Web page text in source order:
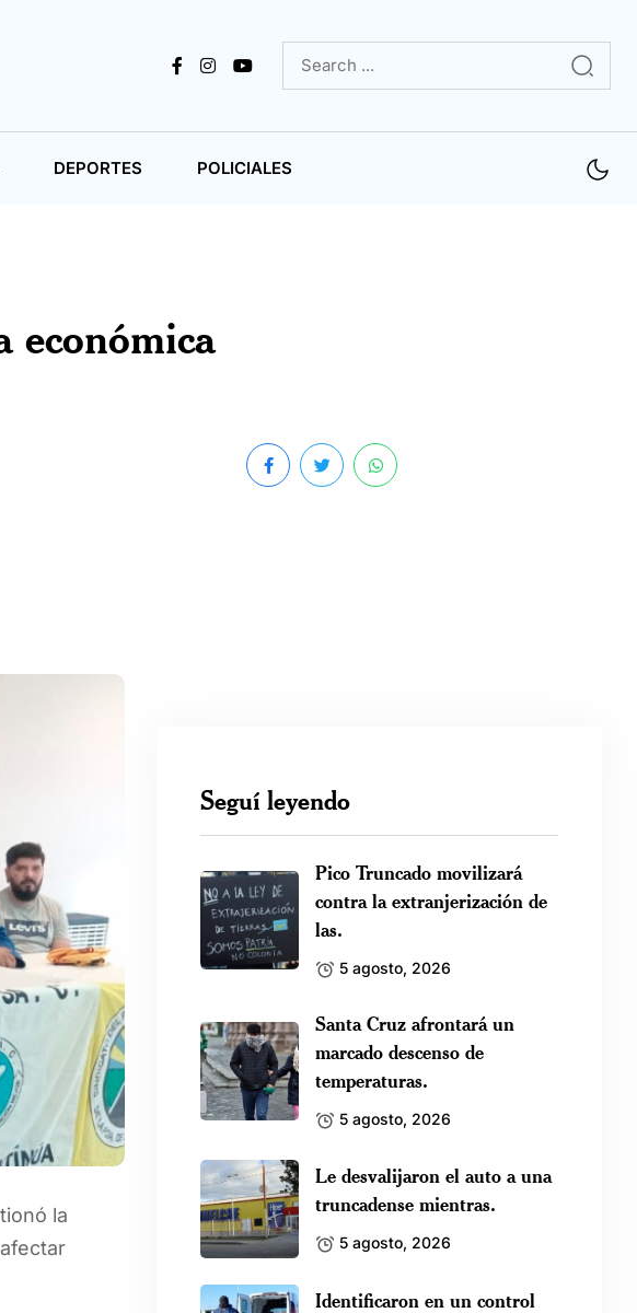
DEPORTES POLICIALES
económica
la
Seguí leyendo
Pico Truncado movilizará
contra la extranjerización de
las.
5 agosto, 2026
Santa Cruz afrontará un
marcado descenso de
temperaturas.
5 agosto, 2026
Le desvalijaron el auto a una
truncadense mientras.
5 agosto, 2026
Identificaron en un control